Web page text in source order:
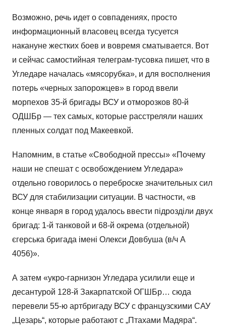
Возможно, речь идет о совпадениях, просто
информационный власовец всегда тусуется
накануне жестких боев и вовремя сматывается. Вот
и сейчас самостийная телеграм-тусовка пишет, что в
Угледаре началась «мясорубка», и для восполнения
потерь «черных запорожцев» в город ввели
морпехов 35-й бригады ВСУ и отморозков 80-й
ОДШБр — тех самых, которые расстреляли наших
пленных солдат под Макеевкой.
Напомним, в статье «Свободной прессы» «Почему
наши не спешат с освобождением Угледара»
отдельно говорилось о переброске значительных сил
ВСУ для стабилизации ситуации. В частности, «в
конце января в город удалось ввести підрозділи двух
бригад: 1-й танковой и 68-й окрема (отдельной)
єгерська бригада імені Олекси Довбуша (в/ч А
4056)».
А затем «укро-гарнизон Угледара усилили еще и
десантурой 128-й Закарпатской ОГШБр… сюда
перевели 55-ю артбригаду ВСУ с французскими САУ
„Цезарь“, которые работают с „Птахами Мадяра“.